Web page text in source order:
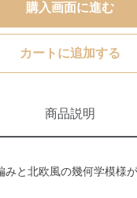
購入画面に進む
カートに追加する
商品説明
みと北欧風の幾何学模様